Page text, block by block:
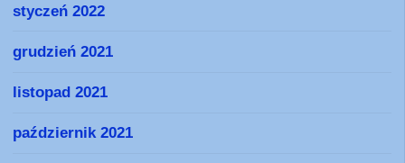
styczeń 2022
grudzień 2021
listopad 2021
październik 2021